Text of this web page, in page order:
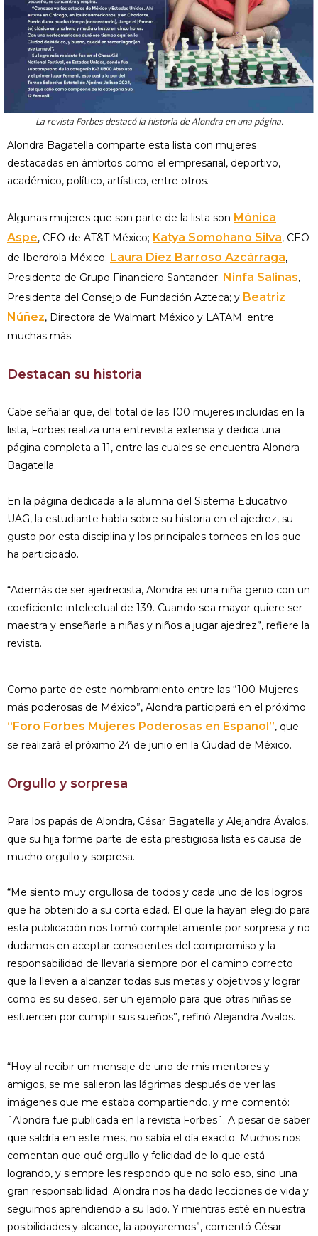
La revista Forbes destacó la historia de Alondra en una página.
Alondra Bagatella comparte esta lista con mujeres
destacadas en ámbitos como el empresarial, deportivo,
académico, político, artístico, entre otros.
Algunas mujeres que son parte de la lista son Mónica
Aspe, CEO de AT&T México; Katya Somohano Silva, CEO
de Iberdrola México; Laura Díez Barroso Azcárraga,
Presidenta de Grupo Financiero Santander; Ninfa Salinas,
Presidenta del Consejo de Fundación Azteca; y Beatriz
Núñez, Directora de Walmart México y LATAM; entre
muchas más.
Destacan su historia
Cabe señalar que, del total de las 100 mujeres incluidas en la
lista, Forbes realiza una entrevista extensa y dedica una
página completa a 11, entre las cuales se encuentra Alondra
Bagatella.
En la página dedicada a la alumna del Sistema Educativo
UAG, la estudiante habla sobre su historia en el ajedrez, su
gusto por esta disciplina y los principales torneos en los que
ha participado.
“Además de ser ajedrecista, Alondra es una niña genio con un
coeficiente intelectual de 139. Cuando sea mayor quiere ser
maestra y enseñarle a niñas y niños a jugar ajedrez”, refiere la
revista.
Como parte de este nombramiento entre las “100 Mujeres
más poderosas de México”, Alondra participará en el próximo
“Foro Forbes Mujeres Poderosas en Español”, que
se realizará el próximo 24 de junio en la Ciudad de México.
Orgullo y sorpresa
Para los papás de Alondra, César Bagatella y Alejandra Ávalos,
que su hija forme parte de esta prestigiosa lista es causa de
mucho orgullo y sorpresa.
“Me siento muy orgullosa de todos y cada uno de los logros
que ha obtenido a su corta edad. El que la hayan elegido para
esta publicación nos tomó completamente por sorpresa y no
dudamos en aceptar conscientes del compromiso y la
responsabilidad de llevarla siempre por el camino correcto
que la lleven a alcanzar todas sus metas y objetivos y lograr
como es su deseo, ser un ejemplo para que otras niñas se
esfuercen por cumplir sus sueños”, refirió Alejandra Avalos.
“Hoy al recibir un mensaje de uno de mis mentores y
amigos, se me salieron las lágrimas después de ver las
imágenes que me estaba compartiendo, y me comentó:
`Alondra fue publicada en la revista Forbes´. A pesar de saber
que saldría en este mes, no sabía el día exacto. Muchos nos
comentan que qué orgullo y felicidad de lo que está
logrando, y siempre les respondo que no solo eso, sino una
gran responsabilidad. Alondra nos ha dado lecciones de vida y
seguimos aprendiendo a su lado. Y mientras esté en nuestra
posibilidades y alcance, la apoyaremos”, comentó César